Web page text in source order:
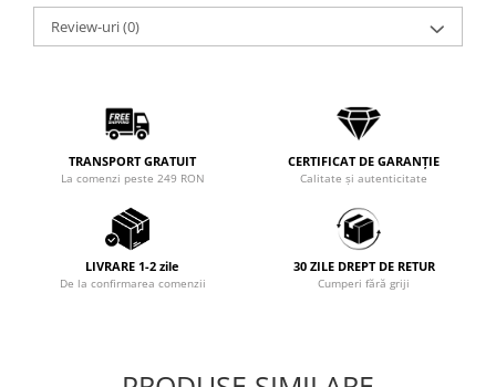
BRĂȚĂRI CU ȘNUR REGLABIL
Brățări din Aur cu șnur reglabil
BRĂȚĂRI CU PIETRE SEMIPREȚIOASE
Brățări din Aur cu pietre
semiprețioase
Brățări din Argint cu pietre
semiprețioase
Brățări elastice cu pietre
semiprețioase
BRĂȚĂRI DE PICIOR
Review-uri(0)
TRANSPORT GRATUIT
La comenzi peste 249 RON
CERTIFICAT DE GARANȚIE
Calitate și autenticitate
LIVRARE 1-2 zile
De la confirmarea comenzii
30 ZILE DREPT DE RETUR
Cumperi fără griji